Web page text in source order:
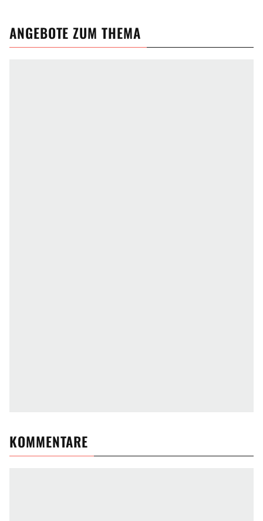
ANGEBOTE ZUM THEMA
KOMMENTARE